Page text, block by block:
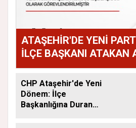
ATAŞEHİR'DE YENİ
İLÇE BAŞKANI ATAKAN
DİZDAROĞLU OLDU
CHP Ataşehir'de Yeni
Dönem: İlçe
Başkanlığına Duran